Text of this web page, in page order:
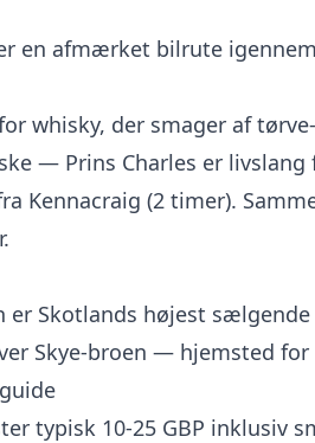
en afmærket bilrute
whisky, der smager af
— Prins Charles er livslang
Kennacraig (2 timer).
er Skotlands højest
Skye-broen — hjemsted
typisk 10-25 GBP inklusiv